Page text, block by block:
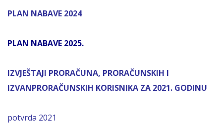
PLAN NABAVE 2024
PLAN NABAVE 2025.
IZVJEŠTAJI PRORAČUNA, PRORAČUNSKIH I
IZVANPRORAČUNSKIH KORISNIKA ZA 2021. GODINU
potvrda 2021